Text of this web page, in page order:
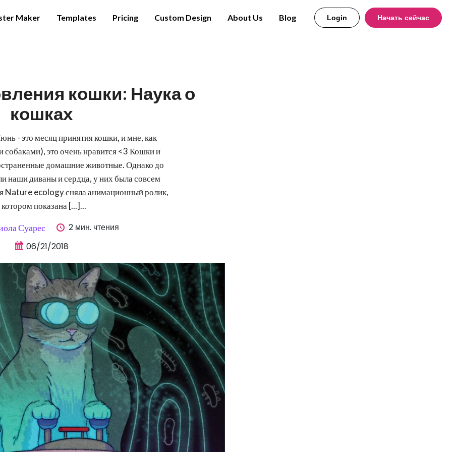
Maker Templates Pricing Custom Design About Us Blog Login Начать сейчас
кошки: Наука о
кошках
- это месяц принятия кошки, и мне, как
собаками), это очень нравится <3 Кошки и
домашние животные. Однако до
наши диваны и сердца, у них была совсем
Nature ecology сняла анимационный ролик,
котором показана [...]...
Суарес
2 мин. чтения
06/21/2018